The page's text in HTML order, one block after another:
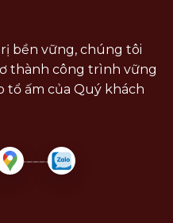
bền vững, chúng tôi
thành công trình vững
tổ ấm của Quý khách